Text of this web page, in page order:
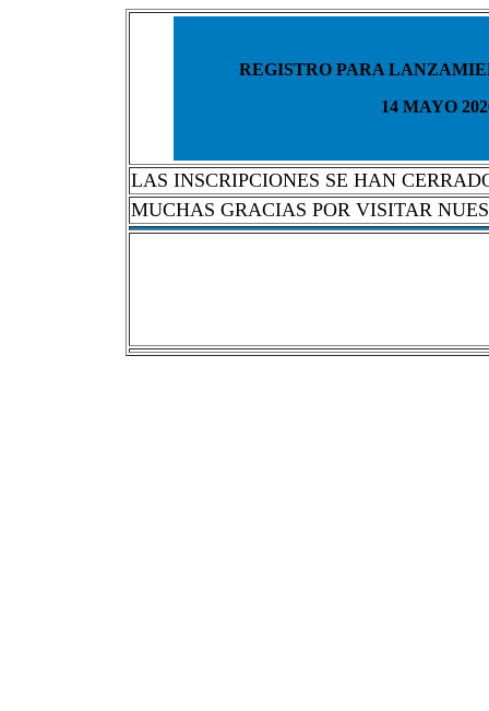
REGISTRO PARA
14 MAYO
LAS INSCRIPCIONES SE HAN
MUCHAS GRACIAS POR VISITAR